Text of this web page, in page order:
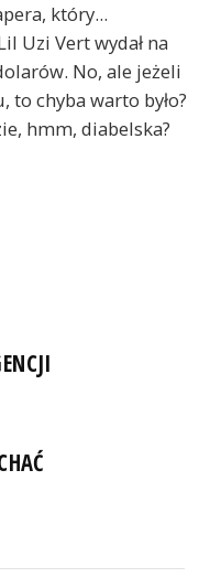
który...
Uzi Vert wydał na
No, ale jeżeli
chyba warto było?
hmm, diabelska?